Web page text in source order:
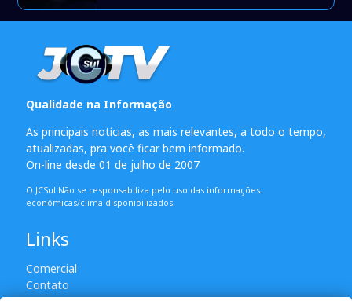
Qualidade na Informação
As principais notícias, as mais relevantes, a todo o tempo,
atualizadas, pra você ficar bem informado.
On-line desde 01 de julho de 2007
O JCSul Não se responsabiliza pelo uso das informações
econômicas/clima disponibilizados.
Links
Comercial
Contato